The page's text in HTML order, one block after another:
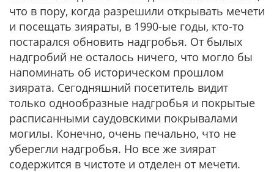
что в пору, когда разрешили открывать мечети
и посещать зияраты, в 1990-ые годы, кто-то
постарался обновить надгробья. От былых
надгробий не осталось ничего, что могло бы
напоминать об историческом прошлом
зиярата. Сегодняшний посетитель видит
только однообразные надгробья и покрытые
расписанными саудовскими покрывалами
могилы. Конечно, очень печально, что не
уберегли надгробья. Но все же зиярат
содержится в чистоте и отделен от мечети.